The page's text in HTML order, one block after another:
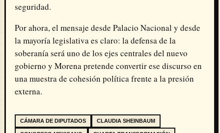
seguridad.
Por ahora, el mensaje desde Palacio Nacional y desde
la mayoría legislativa es claro: la defensa de la
soberanía será uno de los ejes centrales del nuevo
gobierno y Morena pretende convertir ese discurso en
una muestra de cohesión política frente a la presión
externa.
CÁMARA DE DIPUTADOS CLAUDIA SHEINBAUM